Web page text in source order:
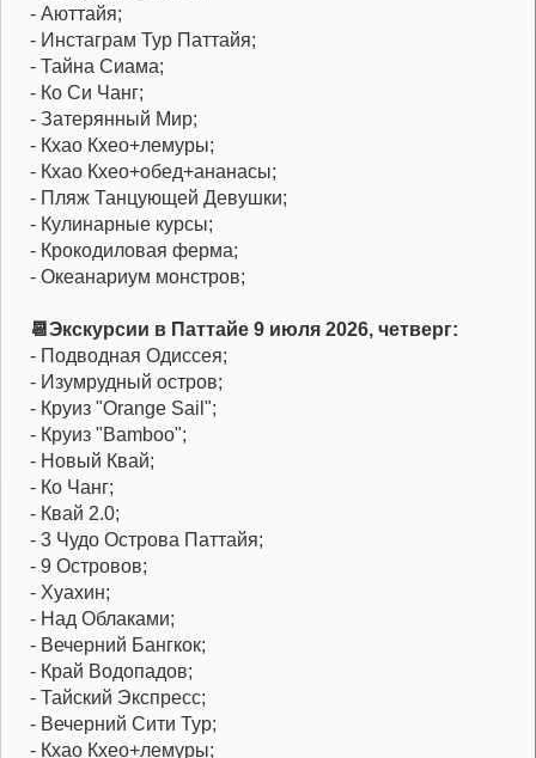
- Аюттайя;
- Инстаграм Тур Паттайя;
- Тайна Сиама;
- Ко Си Чанг;
- Затерянный Мир;
- Кхао Кхео+лемуры;
- Кхао Кхео+обед+ананасы;
- Пляж Танцующей Девушки;
- Кулинарные курсы;
- Крокодиловая ферма;
- Океанариум монстров;
📆Экскурсии в Паттайе 9 июля 2026, четверг:
- Подводная Одиссея;
- Изумрудный остров;
- Круиз "Orange Sail";
- Круиз "Bamboo";
- Новый Квай;
- Ко Чанг;
- Квай 2.0;
- 3 Чудо Острова Паттайя;
- 9 Островов;
- Хуахин;
- Над Облаками;
- Вечерний Бангкок;
- Край Водопадов;
- Тайский Экспресс;
- Вечерний Сити Тур;
- Кхао Кхео+лемуры;